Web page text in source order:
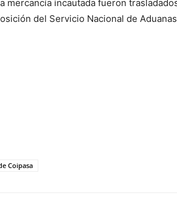
mercancía incautada fueron
del Servicio Nacional de
Coipasa